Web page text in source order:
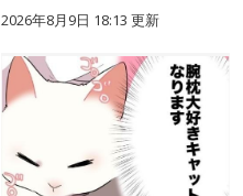
2026年8月9日 18:13 更新